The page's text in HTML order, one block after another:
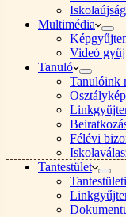
Iskolaújság
Multimédia
Videó
Tanuló
Tanulóink
Félévi
Tantestület